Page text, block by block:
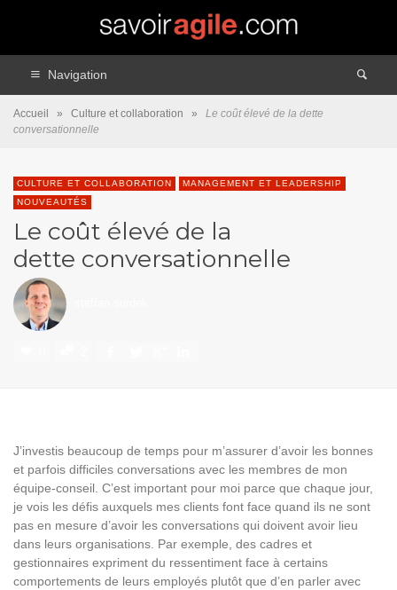
Navigation
Accueil » Culture et collaboration »
Le coût élevé de la dette
conversationnelle
CULTURE ET COLLABORATION
MANAGEMENT ET LEADERSHIP
NOUVEAUTÉS
Le coût élevé de la
dette conversationnelle
J’investis beaucoup de temps pour m’assurer d’avoir les bonnes
et parfois difficiles conversations avec les membres de mon
équipe-conseil. C’est important pour moi parce que chaque jour,
je vois les défis auxquels mes clients font face quand ils ne sont
pas en mesure d’avoir les conversations qui doivent avoir lieu
dans leurs organisations. Par exemple, des cadres et
gestionnaires expriment du ressentiment face à certains
comportements de leurs employés plutôt que d’en parler avec